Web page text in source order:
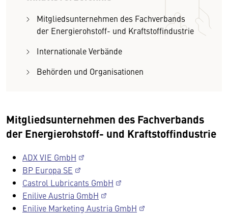
Mitgliedsunternehmen des Fachverbands
der Energierohstoff- und Kraftstoffindustrie
Internationale Verbände
Behörden und Organisationen
Mitgliedsunternehmen des Fachverbands
der Energierohstoff- und Kraftstoffindustrie
ADX VIE GmbH
BP Europa SE
Castrol Lubricants GmbH
Enilive Austria GmbH
Enilive Marketing Austria GmbH